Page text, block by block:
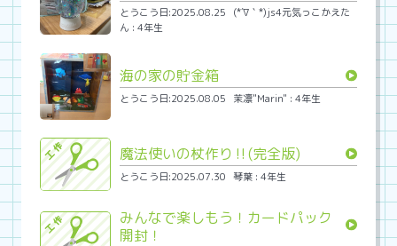
とうこう日:2025.08.25
(*´∇｀*)js4元気っこかえた
ん : 4年生
海の家の貯金箱
とうこう日:2025.08.05 茉凛"Marin" : 4年生
魔法使いの杖作り‼︎(完全版)
とうこう日:2025.07.30 琴葉 : 4年生
みんなで楽しもう！カードパック
開封！